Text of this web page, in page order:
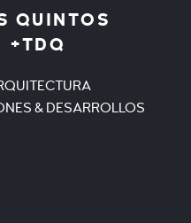
QUINTOS
+TDQ
& DESARROLLOS